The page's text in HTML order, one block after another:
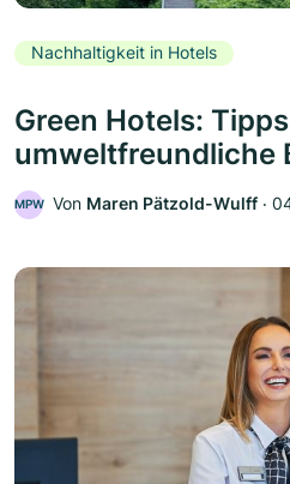
Nachhaltigkeit in Hotels
Green Hotels:
umweltfreundliche
MPW Von Maren Pätzold-Wulff ‧